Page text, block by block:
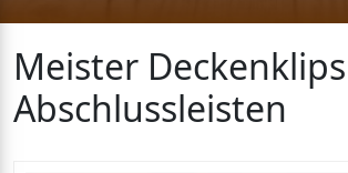
Meister
Abschlussleisten